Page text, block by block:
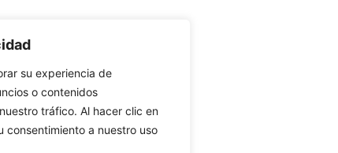
su experiencia de
o contenidos
tráfico. Al hacer clic en
consentimiento a nuestro uso